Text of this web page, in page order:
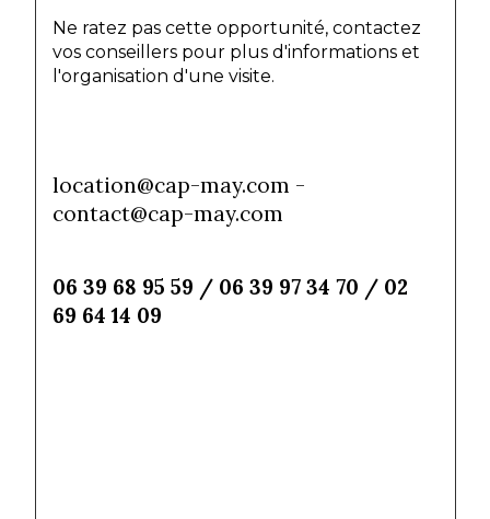
Ne ratez pas cette opportunité, contactez
vos conseillers pour plus d'informations et
l'organisation d'une visite.
location@cap-may.com -
contact@cap-may.com
06 39 68 95 59 / 06 39 97 34 70 / 02
69 64 14 09